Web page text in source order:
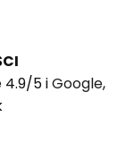
4.9/5 iGoogle,